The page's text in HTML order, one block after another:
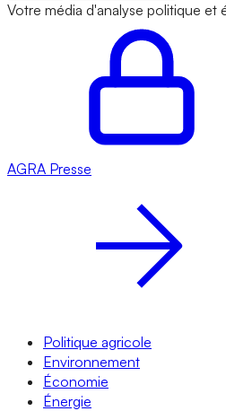
Votre média d'analyse politique et
AGRA Presse
Politique agricole
Environnement
Économie
Énergie